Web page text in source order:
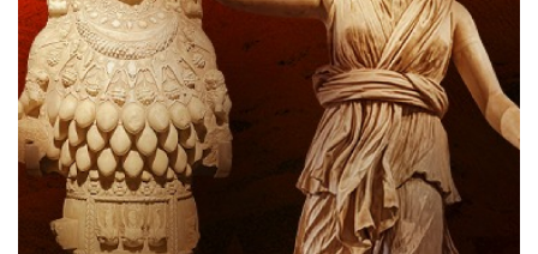
Seri İlanlar
İngiltere
Videolar
İş & Ekonomi